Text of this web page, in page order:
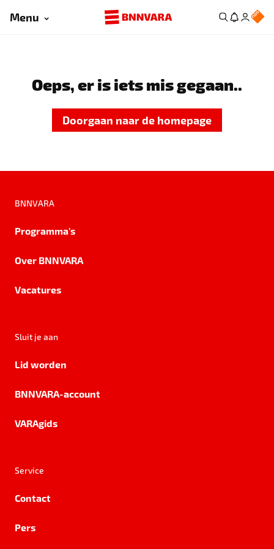
Menu
Oeps, er is iets mis gegaan..
Doorgaan naar de homepage
BNNVARA
Programma's
Over BNNVARA
Vacatures
Sluit je aan
Lid worden
BNNVARA-account
VARAgids
Service
Contact
Pers